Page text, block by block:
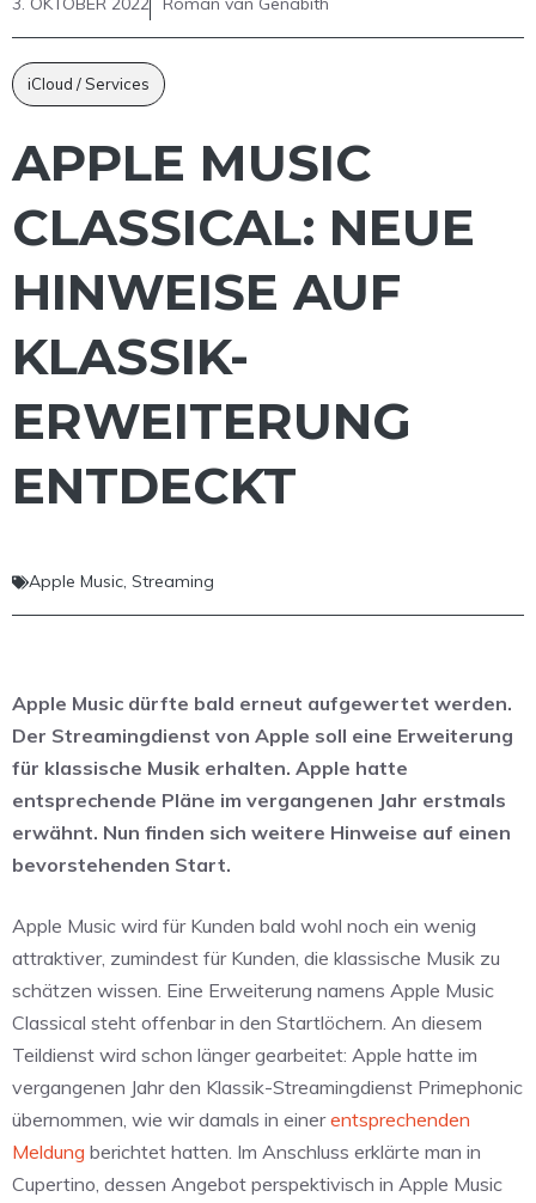
iCloud / Services
APPLE MUSIC
CLASSICAL: NEUE
HINWEISE AUF
KLASSIK-
ERWEITERUNG
ENTDECKT
Apple Music, Streaming
Apple Music dürfte bald erneut aufgewertet werden.
Der Streamingdienst von Apple soll eine Erweiterung
für klassische Musik erhalten. Apple hatte
entsprechende Pläne im vergangenen Jahr erstmals
erwähnt. Nun finden sich weitere Hinweise auf einen
bevorstehenden Start.
Apple Music wird für Kunden bald wohl noch ein wenig
attraktiver, zumindest für Kunden, die klassische Musik zu
schätzen wissen. Eine Erweiterung namens Apple Music
Classical steht offenbar in den Startlöchern. An diesem
Teildienst wird schon länger gearbeitet: Apple hatte im
vergangenen Jahr den Klassik-Streamingdienst Primephonic
übernommen, wie wir damals in einerentsprechenden
Meldung berichtet hatten. Im Anschluss erklärte man in
Cupertino, dessen Angebot perspektivisch in Apple Music